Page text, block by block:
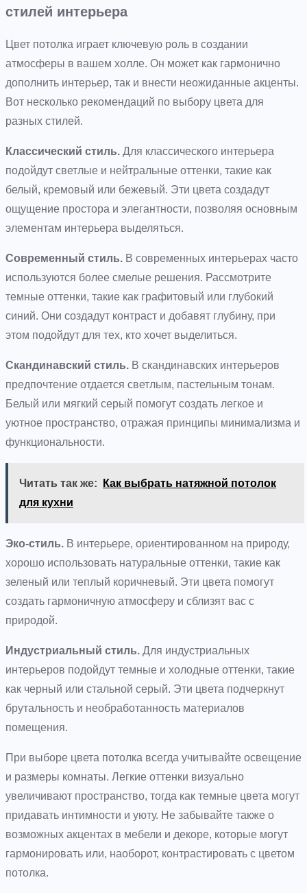
стилей интерьера
Цвет потолка играет ключевую роль в создании
атмосферы в вашем холле. Он может как гармонично
дополнить интерьер, так и внести неожиданные акценты.
Вот несколько рекомендаций по выбору цвета для
разных стилей.
Классический стиль. Для классического интерьера
подойдут светлые и нейтральные оттенки, такие как
белый, кремовый или бежевый. Эти цвета создадут
ощущение простора и элегантности, позволяя основным
элементам интерьера выделяться.
Современный стиль. В современных интерьерах часто
используются более смелые решения. Рассмотрите
темные оттенки, такие как графитовый или глубокий
синий. Они создадут контраст и добавят глубину, при
этом подойдут для тех, кто хочет выделиться.
Скандинавский стиль. В скандинавских интерьеров
предпочтение отдается светлым, пастельным тонам.
Белый или мягкий серый помогут создать легкое и
уютное пространство, отражая принципы минимализма и
функциональности.
Читать так же:
Как выбрать натяжной потолок
для кухни
Эко-стиль. В интерьере, ориентированном на природу,
хорошо использовать натуральные оттенки, такие как
зеленый или теплый коричневый. Эти цвета помогут
создать гармоничную атмосферу и сблизят вас с
природой.
Индустриальный стиль. Для индустриальных
интерьеров подойдут темные и холодные оттенки, такие
как черный или стальной серый. Эти цвета подчеркнут
брутальность и необработанность материалов
помещения.
При выборе цвета потолка всегда учитывайте освещение
и размеры комнаты. Легкие оттенки визуально
увеличивают пространство, тогда как темные цвета могут
придавать интимности и уюту. Не забывайте также о
возможных акцентах в мебели и декоре, которые могут
гармонировать или, наоборот, контрастировать с цветом
потолка.